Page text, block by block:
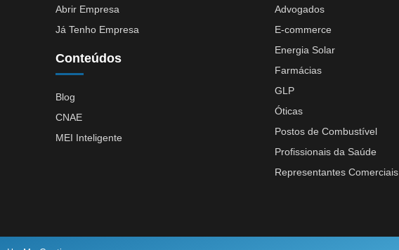
Abrir Empresa
Já Tenho Empresa
Conteúdos
Blog
CNAE
MEI Inteligente
Advogados
E-commerce
Energia Solar
Farmácias
GLP
Óticas
Postos de Combustível
Profissionais da Saúde
Representantes Comerciais